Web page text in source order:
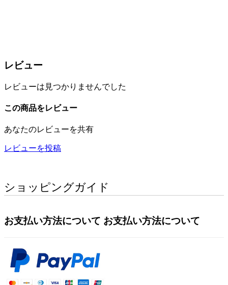
レビュー
レビューは見つかりませんでした
この商品をレビュー
あなたのレビューを共有
レビューを投稿
ショッピングガイド
お支払い方法について お支払い方法について